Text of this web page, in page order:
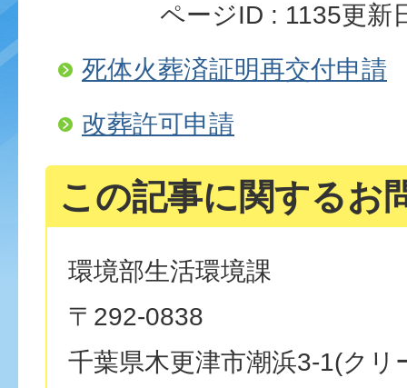
ページID : 1135更新
死体火葬済証明再交付申請
改葬許可申請
この記事に関するお
環境部生活環境課
〒292-0838
千葉県木更津市潮浜3-1(クリ